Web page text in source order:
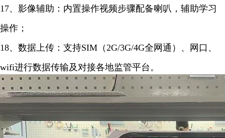
17、影像辅助：内置操作视频步骤配备喇叭，辅助学习
操作；
18、数据上传：支持SIM（2G/3G/4G全网通）、网口、
wifi进行数据传输及对接各地监管平台。